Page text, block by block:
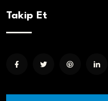
Takip Et